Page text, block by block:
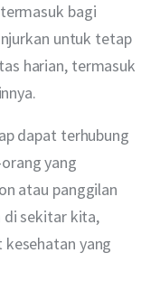
bagi
untuk tetap
harian, termasuk
dapat terhubung
yang
atau panggilan
di sekitar kita,
yang